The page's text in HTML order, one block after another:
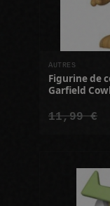
AUTRES
Figurine de
Garfield
11,99 €